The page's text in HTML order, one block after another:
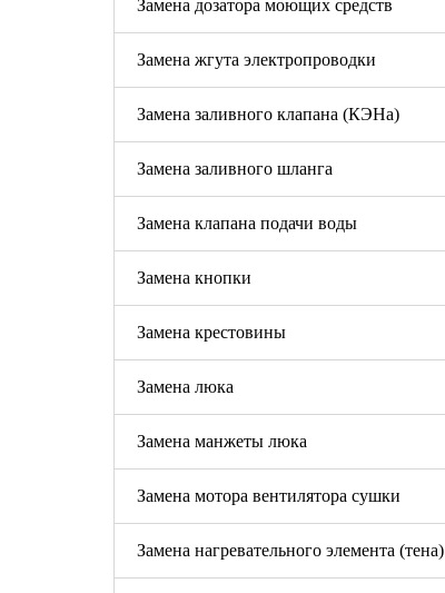
Замена дозатора моющих средств
Замена жгута электропроводки
Замена заливного клапана (КЭНа)
Замена заливного шланга
Замена клапана подачи воды
Замена кнопки
Замена крестовины
Замена люка
Замена манжеты люка
Замена мотора вентилятора сушки
Замена нагревательного элемента (тена)